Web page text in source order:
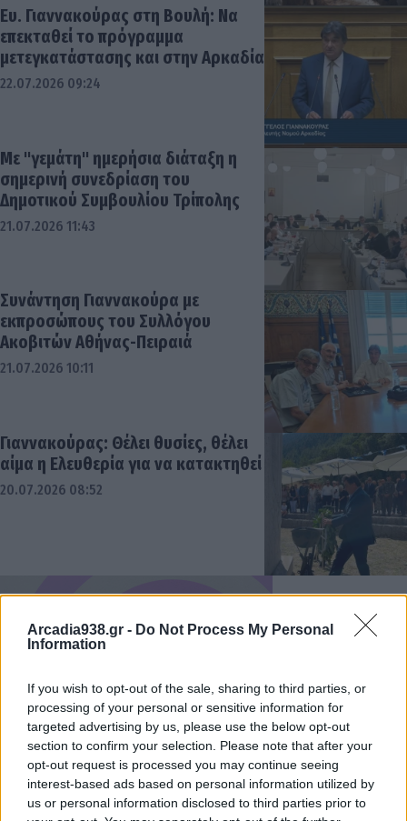
Arcadia938.gr - Do Not Process My Personal
Information
If you wish to opt-out of the sale, sharing to third parties, or
processing of your personal or sensitive information for
targeted advertising by us, please use the below opt-out
section to confirm your selection. Please note that after your
opt-out request is processed you may continue seeing
interest-based ads based on personal information utilized by
us or personal information disclosed to third parties prior to
Ευ. Γιαννακούρας στη Βουλή: Να
επεκταθεί το πρόγραμμα
μετεγκατάστασης και στην Αρκαδία
22.07.2026 09:24
Με "γεμάτη" ημερήσια διάταξη η
σημερινή συνεδρίαση του
Δημοτικού Συμβουλίου Τρίπολης
21.07.2026 11:43
Συνάντηση Γιαννακούρα με
εκπροσώπους του Συλλόγου
Ακοβιτών Αθήνας-Πειραιά
21.07.2026 10:11
Γιαννακούρας: Θέλει θυσίες, θέλει
αίμα η Ελευθερία για να κατακτηθεί
20.07.2026 08:52
Την Κυριακή 26 Ιουλίου η εκδήλωση